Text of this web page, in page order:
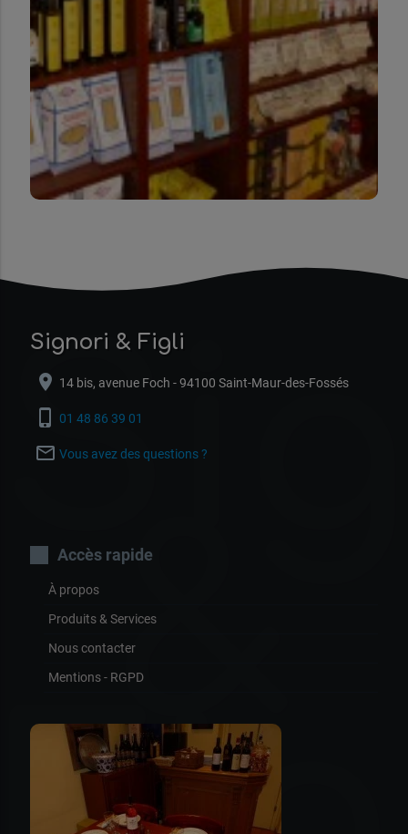
&
Signori & Figli
location_on 14 bis, avenue Foch - 94100 Saint-Maur-des-Fossés
phone_iphone 01 48 86 39 01
mail_outline Vous avez des questions ?
Accès rapide
À propos
Produits & Services
Nous contacter
Mentions - RGPD